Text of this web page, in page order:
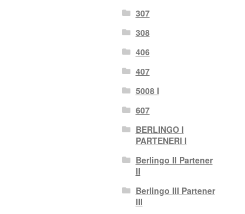
307
308
406
407
5008 I
607
BERLINGO I
PARTENERI I
Berlingo II Partener
II
Berlingo III Partener
III